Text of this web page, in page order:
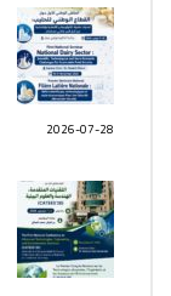
2026-07-28